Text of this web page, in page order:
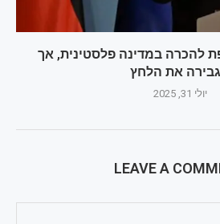
להכרה במדינה פלסטינית, אך
את הלחץ
יולי 31, 2025
LEAVE A